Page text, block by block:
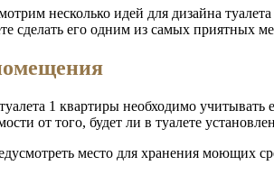
несколько идей для дизайна
сделать его одним из самых приятных
1 квартиры необходимо
от того, будет ли в туалете
место для хранения моющих